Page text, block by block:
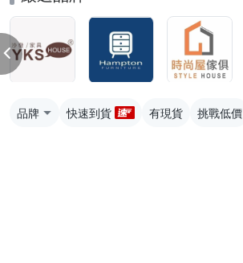
品牌 快速到貨 有現貨 挑戰低價